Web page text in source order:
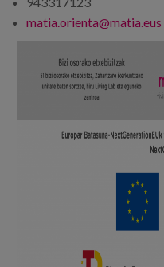
matia.orienta@matia.eus